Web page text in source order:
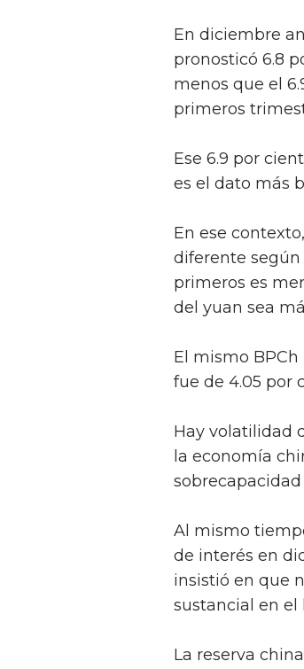
En diciembre
pronosticó 6.8
menos que el
primeros
Ese 6.9 por
es el dato más
En ese
diferente según
primeros es
del yuan sea
El mismo
fue de 4.05 por
Hay volatilidad
la economía
Al mismo
de interés en
insistió en que
sustancial en el
La reserva